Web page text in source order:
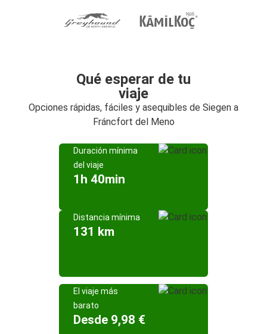
Qué esperar de tu
viaje
Opciones rápidas, fáciles y asequibles de Siegen a
Fráncfort del Meno
Duración mínima
del viaje
1h 40min
Distancia mínima
131 km
El viaje más
barato
Desde 9,98 €